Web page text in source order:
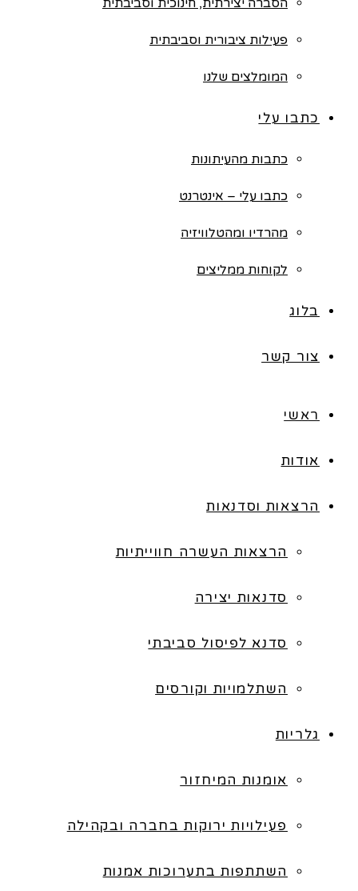
הסברה יצירתית, חינוכית וסביבתית
פעילות ציבורית וסביבתית
המומלצים שלנו
כתבו עלי
כתבות מהעיתונות
כתבו עלי – אינטרנט
מהרדיו ומהטלוויזיה
לקוחות ממליצים
בלוג
צור קשר
ראשי
אודות
הרצאות וסדנאות
הרצאות העשרה חווייתיות
סדנאות יצירה
סדנא לפיסול סביבתי
השתלמויות וקורסים
גלריות
אומנות המיחזור
פעילויות ירוקות בחברה ובקהילה
השתתפות בתערוכות אמנות